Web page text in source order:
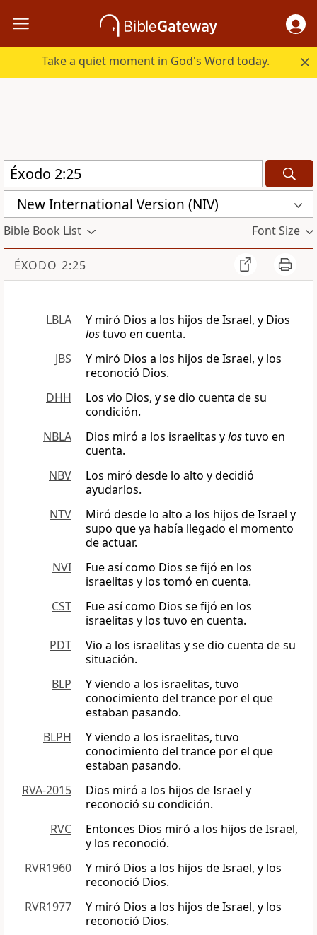
Take a quiet moment in God's Word today.
New International Version (NIV)
Bible Book List Font Size
ÉXODO 2:25
LBLA
Y miró Dios a los hijos de Israel, y Dios
lostuvo en cuenta.
JBS
Y miró Dios a los hijos de Israel, y los
reconoció Dios.
DHH
Los vio Dios, y se dio cuenta de su
condición.
NBLA
Dios miró a los israelitas ylostuvo en
cuenta.
NBV
Los miró desde lo alto y decidió
ayudarlos.
NTV
Miró desde lo alto a los hijos de Israel y
supo que ya había llegado el momento
de actuar.
NVI
Fue así como Dios se fijó en los
israelitas y los tomó en cuenta.
CST
Fue así como Dios se fijó en los
israelitas y los tuvo en cuenta.
PDT
Vio a los israelitas y se dio cuenta de su
situación.
BLP
Y viendo a los israelitas, tuvo
conocimiento del trance por el que
estaban pasando.
BLPH
Y viendo a los israelitas, tuvo
conocimiento del trance por el que
estaban pasando.
RVA-2015
Dios miró a los hijos de Israel y
reconoció su condición.
RVC
Entonces Dios miró a los hijos de Israel,
y los reconoció.
RVR1960
Y miró Dios a los hijos de Israel, y los
reconoció Dios.
RVR1977
Y miró Dios a los hijos de Israel, y los
reconoció Dios.